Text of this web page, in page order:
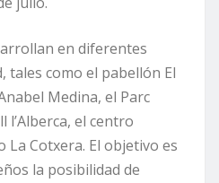
en diferentes
tales como el pabellón El
Medina, el Parc
l’Alberca, el centro
Cotxera. El objetivo es
la posibilidad de